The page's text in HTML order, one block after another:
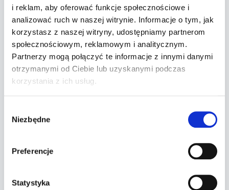
i reklam, aby oferować funkcje społecznościowe i
analizować ruch w naszej witrynie. Informacje o tym, jak
korzystasz z naszej witryny, udostępniamy partnerom
społecznościowym, reklamowym i analitycznym.
Partnerzy mogą połączyć te informacje z innymi danymi
otrzymanymi od Ciebie lub uzyskanymi podczas
korzystania z ich usług.
zgody
Niezbędne
Preferencje
Statystyka
Adres e-mail